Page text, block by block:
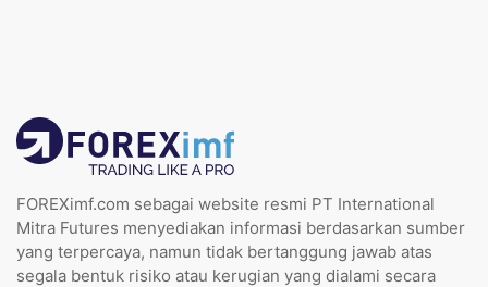
FOREXimf.com sebagai website resmi PT International
Mitra Futures menyediakan informasi berdasarkan sumber
yang terpercaya, namun tidak bertanggung jawab atas
segala bentuk risiko atau kerugian yang dialami secara